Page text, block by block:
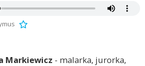
Markiewicz - malarka, jurorka,